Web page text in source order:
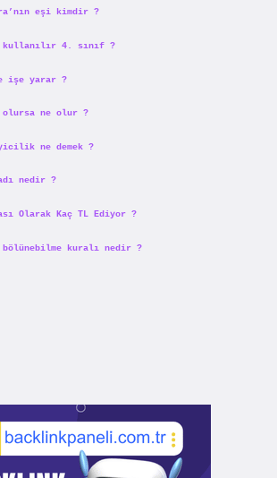
eşi kimdir ?
kullanılır 4. sınıf ?
işe yarar ?
olursa ne olur ?
ne demek ?
nedir ?
Olarak Kaç TL Ediyor ?
kuralı nedir ?